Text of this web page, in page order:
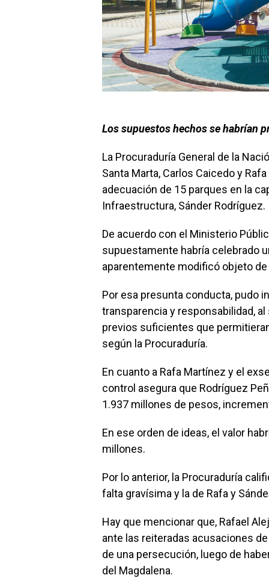
Los supuestos hechos se habrían
La Procuraduría General de la
Santa Marta, Carlos Caicedo y
adecuación de 15 parques en la
Infraestructura, Sánder Rodríguez.
De acuerdo con el Ministerio
supuestamente habría celebrado
aparentemente modificó objeto
Por esa presunta conducta, pudo
transparencia y responsabilidad,
previos suficientes que
según la Procuraduría.
En cuanto a Rafa Martínez y el
control asegura que Rodríguez
1.937 millones de pesos,
En ese orden de ideas, el valor
millones.
Por lo anterior, la Procuraduría
falta gravísima y la de Rafa y
Hay que mencionar que, Rafael
ante las reiteradas acusaciones
de una persecución, luego de
del Magdalena.